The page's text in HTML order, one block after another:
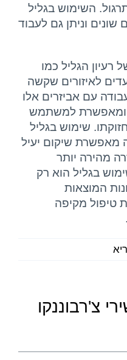
השימוש בגליל
שונים וניתן גם לעבוד
רעיון הגליל כמו
לאיזורים שקשה
עם אביזרים אלו
ומאפשרת למשתמש
שימוש בגליל
מאפשרת שיקום יעיל
מהירה יותר
בגליל הוא רק
המוצאות
טיפול מקיפה
צ'רבוננקו